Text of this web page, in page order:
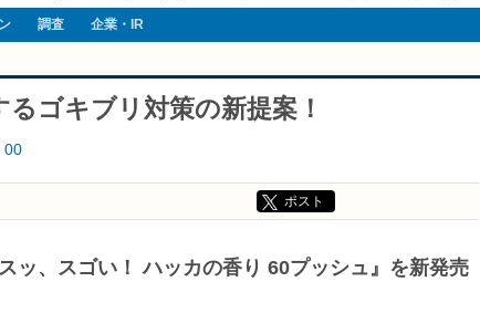
調査 企業・IR
ゴキブリ対策の新提案！
00
ポスト
ッ、スゴい！ ハッカの香り 60プッシュ』を新発売